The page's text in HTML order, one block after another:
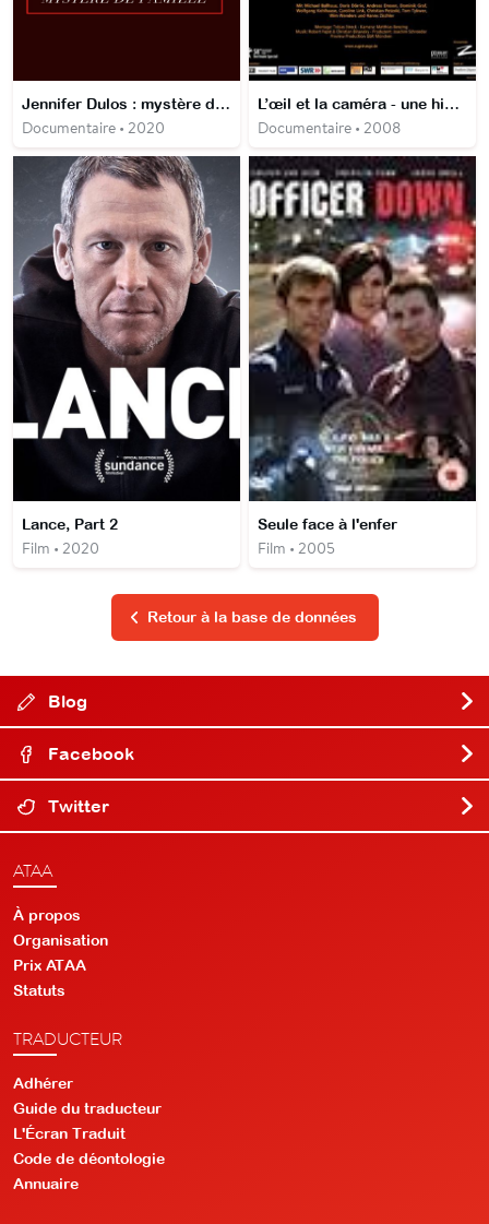
Jennifer Dulos : mystère de famille
Documentaire • 2020
L’œil et la caméra - une histoire du cinéma allemand
Documentaire • 2008
Lance, Part 2
Film • 2020
Seule face à l'enfer
Film • 2005
Retour à la base de données
Blog
Facebook
Twitter
ATAA
À propos
Organisation
Prix ATAA
Statuts
TRADUCTEUR
Adhérer
Guide du traducteur
L'Écran Traduit
Code de déontologie
Annuaire